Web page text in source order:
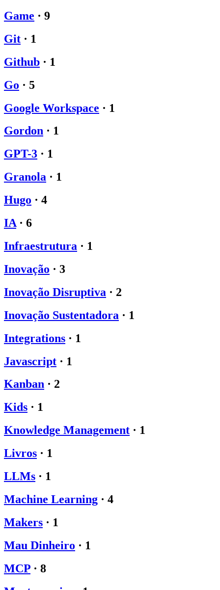
Game · 9
Git · 1
Github · 1
Go · 5
Google Workspace · 1
Gordon · 1
GPT-3 · 1
Granola · 1
Hugo · 4
IA · 6
Infraestrutura · 1
Inovação · 3
Inovação Disruptiva · 2
Inovação Sustentadora · 1
Integrations · 1
Javascript · 1
Kanban · 2
Kids · 1
Knowledge Management · 1
Livros · 1
LLMs · 1
Machine Learning · 4
Makers · 1
Mau Dinheiro · 1
MCP · 8